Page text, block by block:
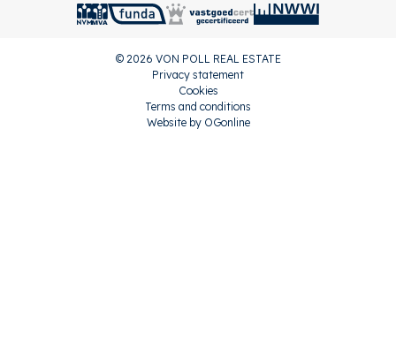
© 2026 VON POLL REAL ESTATE
Privacy statement
Cookies
Terms and conditions
Website by OGonline